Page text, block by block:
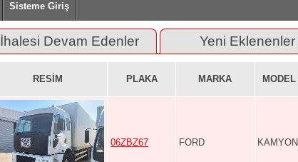
Sisteme Giriş
İhalesi Devam Edenler Yeni Eklenenler
RESİM PLAKA MARKA MODEL
06ZBZ67 FORD KAMYON